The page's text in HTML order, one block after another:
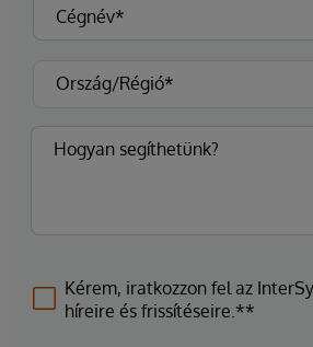
Kérem, iratkozzon fel az
híreire és frissítéseire.**